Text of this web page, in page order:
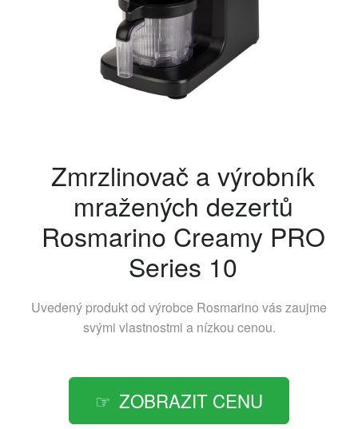
Zmrzlinovač a výrobník
mražených dezertů
Rosmarino Creamy PRO
Series 10
Uvedený produkt od výrobce Rosmarino vás zaujme
svými vlastnostmi a nízkou cenou.
ZOBRAZIT CENU